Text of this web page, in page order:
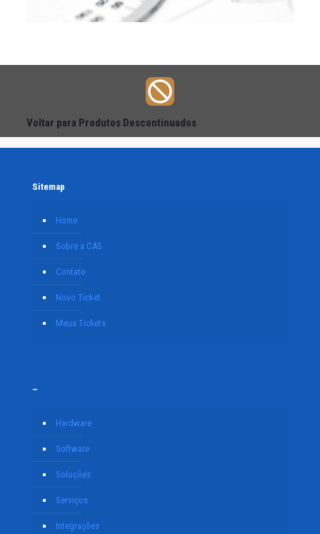
Voltar para Produtos Descontinuados
Sitemap
Home
Sobre a CAS
Contato
Novo Ticket
Meus Tickets
–
Hardware
Software
Soluções
Serviços
Integrações